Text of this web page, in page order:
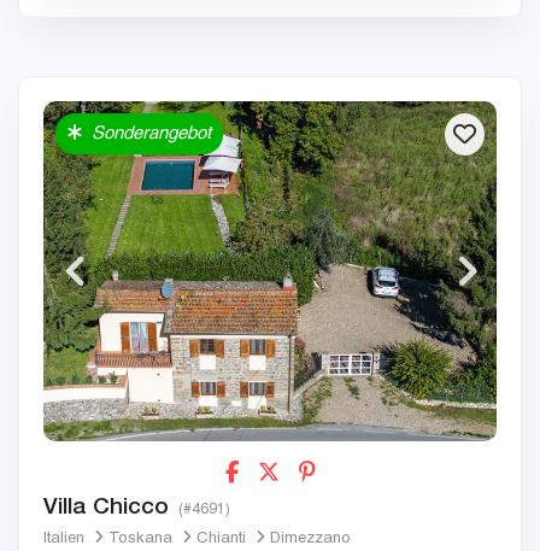
Sonderangebot
Villa Chicco (#4691)
Italien Toskana Chianti
Dimezzano